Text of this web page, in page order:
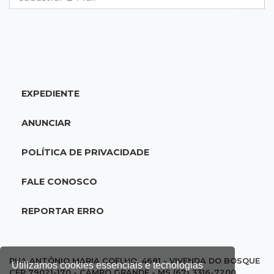
Utilizamos cookies essenciais e tecnologias
20:15Pedro Juan Caballero
ligada a laboratório ilegal
19:56São Gabriel do Oeste
Suspeitos de ocupar avião interceptado pela
cotado a R$ 5,08
EXPEDIENTE
ANUNCIAR
POLÍTICA DE PRIVACIDADE
FALE CONOSCO
REPORTAR ERRO
RUA ANTÔNIO MARIA COELHO, 4681 - VIVENDA DO BOSQUE